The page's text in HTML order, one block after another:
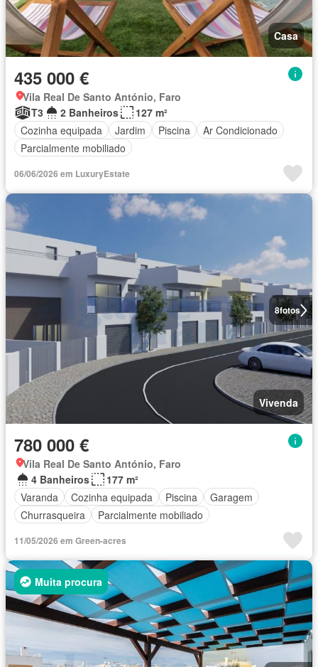
Casa
435 000 €
Vila Real De Santo António, Faro
T3
2 Banheiros
127 m²
Cozinha equipada
Jardim Piscina
Ar Condicionado
Parcialmente mobiliado
06/06/2026 em LuxuryEstate
8fotos
Vivenda
780 000 €
Vila Real De Santo António, Faro
4 Banheiros
177 m²
Varanda
Cozinha equipada Piscina
Garagem
Churrasqueira
Parcialmente mobiliado
11/05/2026 em Green-acres
Muita procura